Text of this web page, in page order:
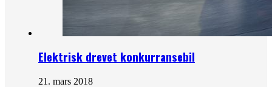
Elektrisk drevet konkurransebil
21. mars 2018